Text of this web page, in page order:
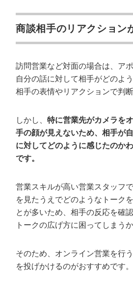
商談相手のリアクション
訪問営業など対面の場合は、ア
自分の話に対して相手がどのよ
相手の表情やリアクションで判断
しかし、 特に営業先がカメラを
手の顔が見えないため、相手が
に対してどのように感じたのか
です。
営業スキルが高い営業スタッフ
を見たうえでどのようなトーク
とが多いため、相手の反応を確
トークの広げ方に困ってしまう
そのため、オンライン営業を行
を投げかけるのがおすすめです。